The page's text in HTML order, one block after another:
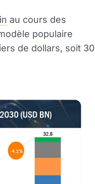
au cours des
populaire
de dollars, soit 30